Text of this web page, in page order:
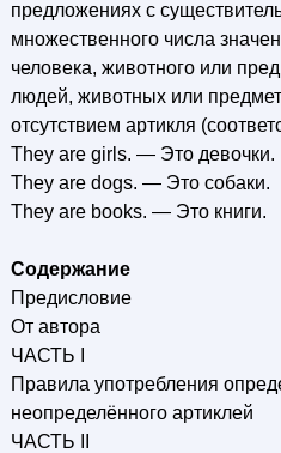
предложениях с
множественного числа
человека, животного или
людей, животных или
отсутствием артикля
They are girls. — Это девочки.
They are dogs. — Это собаки.
They are books. — Это книги.
Содержание
Предисловие
От автора
ЧАСТЬ I
Правила употребления
неопределённого артиклей
ЧАСТЬ II